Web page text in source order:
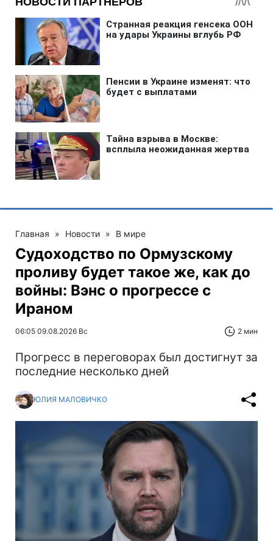
Главная » Новости » В мире
Судоходство по Ормузскому
проливу будет такое же, как до
войны: Вэнс о прогрессе с
Ираном
06:05 09.08.2026 Вс 2 мин
Прогресс в переговорах был достигнут за
последние несколько дней
ЮЛИЯ МАЛОВИЧКО